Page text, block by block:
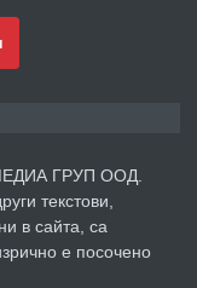
преди 5 дни
гр. Хасково кв.
ГРУП ООД.
текстови,
в сайта, са
е посочено